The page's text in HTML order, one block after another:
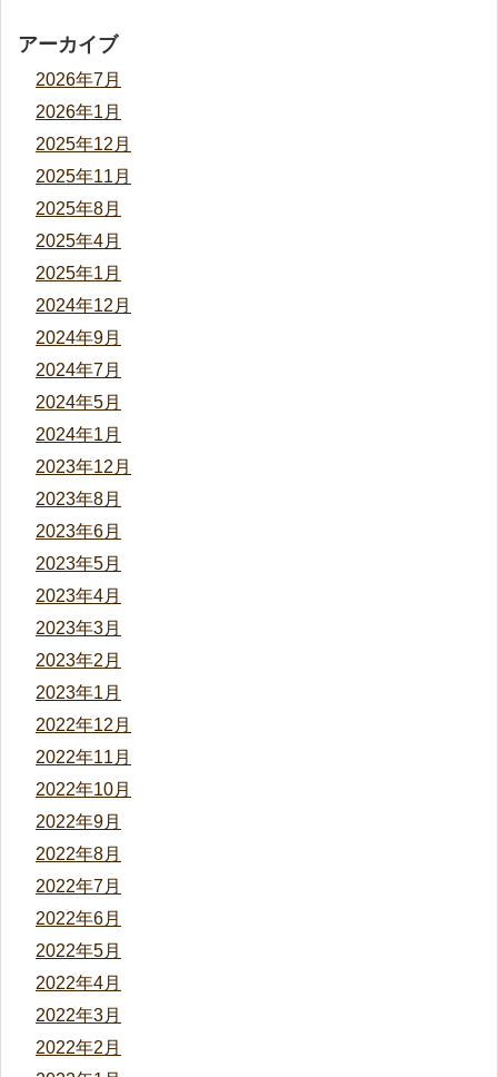
アーカイブ
2026年7月
2026年1月
2025年12月
2025年11月
2025年8月
2025年4月
2025年1月
2024年12月
2024年9月
2024年7月
2024年5月
2024年1月
2023年12月
2023年8月
2023年6月
2023年5月
2023年4月
2023年3月
2023年2月
2023年1月
2022年12月
2022年11月
2022年10月
2022年9月
2022年8月
2022年7月
2022年6月
2022年5月
2022年4月
2022年3月
2022年2月